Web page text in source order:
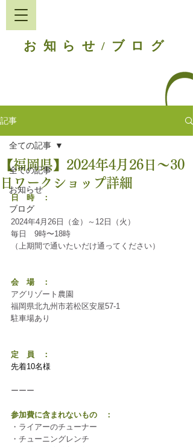
お知らせ / ブログ
記事
全ての記事
お知らせ
ブログ
全ての記事
【福岡県】2024年4月26日〜30
日ワークショップ詳細
日　時　：
2024年4月26日（金）～12日（火）
毎日　9時〜18時
（上期間で通いたいだけ通ってください）
会　場　：
アグリゾート農園
福岡県北九州市若松区安屋57-1
駐車場あり
定　員　：
先着10名様
ーーー
参加費に含まれないもの　：
・ライアーのチューナー
・チューニングレンチ